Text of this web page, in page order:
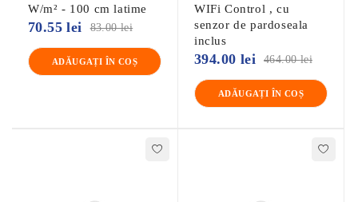
Garantie: 2 ani
Informatii conformitate produs
W/m² - 100 cm latime
83.00lei
70.55lei
ADĂUGAȚI ÎN COȘ
WIFi Control , cu
senzor de pardoseala
inclus
464.00lei
394.00 lei
ADĂUGAȚI ÎN COȘ